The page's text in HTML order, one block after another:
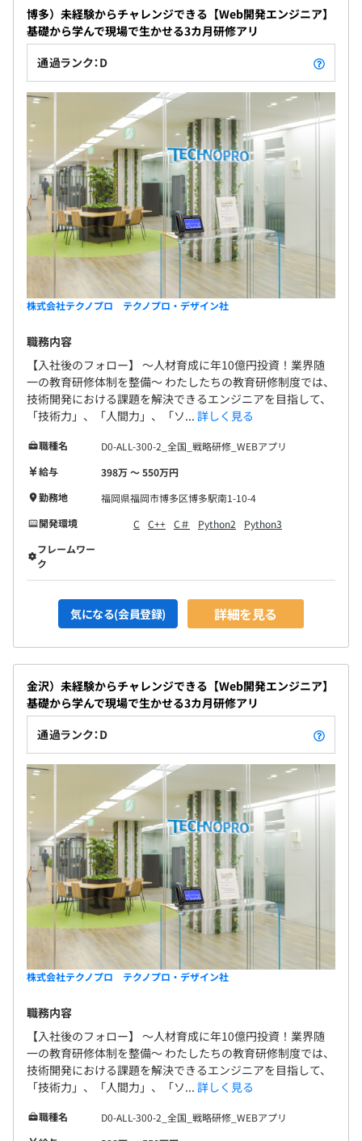
博多）未経験からチャレンジできる【Web開発エンジニア】
基礎から学んで現場で生かせる3カ月研修アリ
通過ランク：D
株式会社テクノプロ テクノプロ・デザイン社
職務内容
【入社後のフォロー】 〜人材育成に年10億円投資！業界随
一の教育研修体制を整備〜 わたしたちの教育研修制度では、
技術開発における課題を解決できるエンジニアを目指して、
「技術力」、「人間力」、「ソ... 詳しく見る
職種名
D0-ALL-300-2_全国_戦略研修_WEBアプリ
給与
398万 〜 550万円
勤務地
福岡県福岡市博多区博多駅南1-10-4
開発環境
C C++ C＃ Python2
Python3
フレームワー
ク
気になる(会員登録) 詳細を見る
金沢）未経験からチャレンジできる【Web開発エンジニア】
基礎から学んで現場で生かせる3カ月研修アリ
通過ランク：D
株式会社テクノプロ テクノプロ・デザイン社
職務内容
【入社後のフォロー】 〜人材育成に年10億円投資！業界随
一の教育研修体制を整備〜 わたしたちの教育研修制度では、
技術開発における課題を解決できるエンジニアを目指して、
「技術力」、「人間力」、「ソ... 詳しく見る
職種名
D0-ALL-300-2_全国_戦略研修_WEBアプリ